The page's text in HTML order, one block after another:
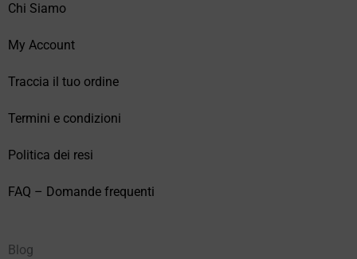
Chi Siamo
My Account
Traccia il tuo ordine
Termini e condizioni
Politica dei resi
FAQ – Domande frequenti
Blog